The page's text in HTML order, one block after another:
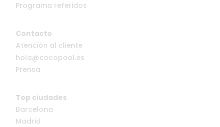
Programa referidos
Contacto
Atención al cliente
hola@cocopool.es
Prensa
Top ciudades
Barcelona
Madrid